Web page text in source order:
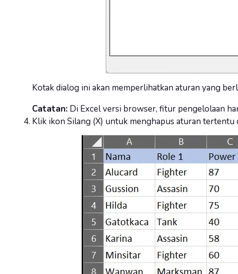
Kotak dialog ini akan memperlihatkan aturan yang
Catatan:Di Excel versi browser, fitur pengelolaan
Klik ikon Silang (X) untuk menghapus aturan tertentu